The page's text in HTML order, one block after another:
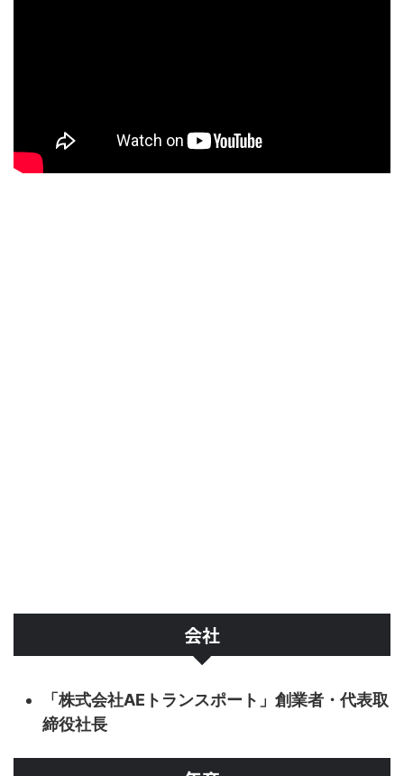
会社
「株式会社AEトランスポート」創業者・代表取
締役社長